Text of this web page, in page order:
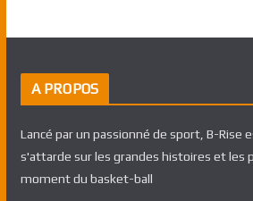
A PROPOS
Lancé par un passionné de sport, B-Rise
s'attarde sur les grandes histoires et les
moment du basket-ball